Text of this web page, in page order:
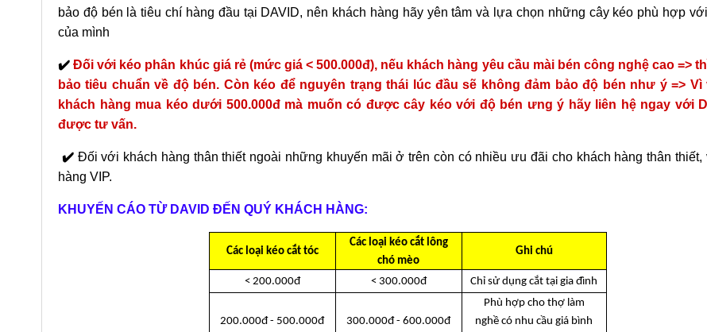
bảo độ bén là tiêu chí hàng đầu tại DAVID, nên khách hàng hãy yên tâm và lựa chọn những cây kéo phù hợp
của mình
✔️Đối với kéo phân khúc giá rẻ (mức giá < 500.000đ), nếu khách hàng yêu cầu mài bén công nghệ cao =>
bảo tiêu chuẩn về độ bén. Còn kéo để nguyên trạng thái lúc đầu sẽ không đảm bảo độ bén như ý => Vì
khách hàng mua kéo dưới 500.000đ mà muốn có được cây kéo với độ bén ưng ý hãy liên hệ ngay với
được tư vấn.
✔️Đối với khách hàng thân thiết ngoài những khuyến mãi ở trên còn có nhiều ưu đãi cho khách hàng thân thiết,
hàng VIP.
KHUYẾN CÁO TỪ DAVID ĐẾN QUÝ KHÁCH HÀNG:
Các loại kéo cắt tóc
Các loại kéo cắt lông
chó mèo
Ghi chú
< 200.000đ < 300.000đ Chỉ sử dụng cắt tại gia đình
200.000đ - 500.000đ 300.000đ - 600.000đ
Phù hợp cho thợ làm
nghề có nhu cầu giá bình